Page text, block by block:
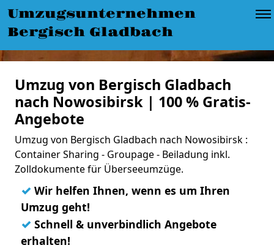
Umzugsunternehmen
Bergisch Gladbach
Umzug von Bergisch Gladbach
nach Nowosibirsk | 100 % Gratis-
Angebote
Umzug von Bergisch Gladbach nach Nowosibirsk :
Container Sharing - Groupage - Beiladung inkl.
Zolldokumente für Überseeumzüge.
✓ Wir helfen Ihnen, wenn es um Ihren
Umzug geht!
✓ Schnell & unverbindlich Angebote
erhalten!